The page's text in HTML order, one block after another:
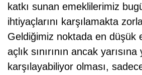
katkı sunan emeklilerimiz
ihtiyaçlarını karşılamakta
Geldiğimiz noktada en düşük
açlık sınırının ancak yarısına
karşılayabiliyor olması,